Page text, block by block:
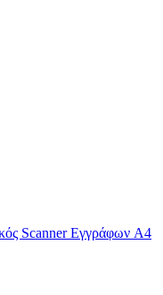
Scanner Εγγράφων A4